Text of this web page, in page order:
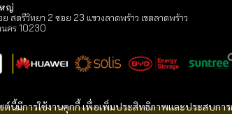
ต์นี้มีการใช้งานคุกกี้ เพื่อเพิ่มประสิทธิภาพและประสบกา
หญ่
สตรีวิทยา 2 ซอย 23 แขวงลาดพร้าว เขตลาดพร้าว
นคร 10230